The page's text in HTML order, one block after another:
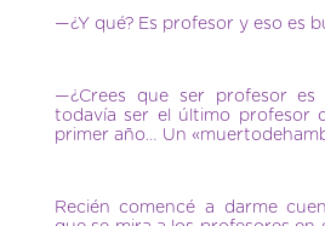
—¿Y qué? Es profesor y eso es
—¿Crees que ser profesor
todavía ser el último profesor
primer año… Un
Recién comencé a darme